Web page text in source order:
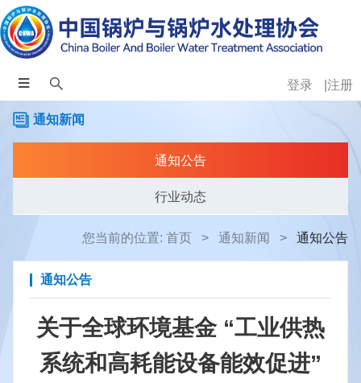
登录 注册
通知新闻
通知公告
行业动态
您当前的位置: 首页 > 通知新闻 > 通知公告
通知公告
关于全球环境基金 “工业供热
系统和高耗能设备能效促进”